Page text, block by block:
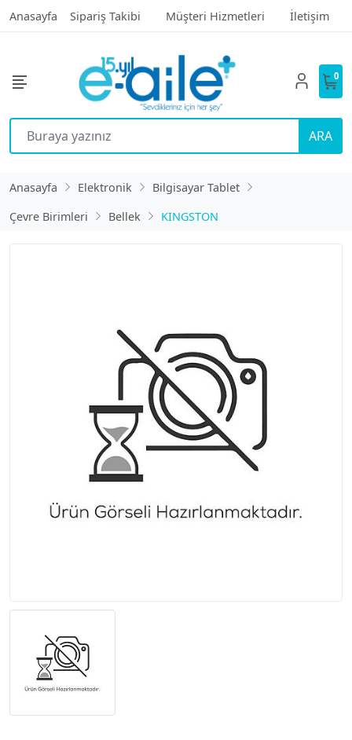
Anasayfa Sipariş Takibi Müşteri Hizmetleri İletişim
ARA
0
Anasayfa Elektronik
Bilgisayar Tablet
Çevre Birimleri
Bellek KINGSTON